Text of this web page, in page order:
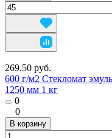
269.50 руб.
600 г/м2 Стекломат
1250 мм 1 кг
0
0
В корзину